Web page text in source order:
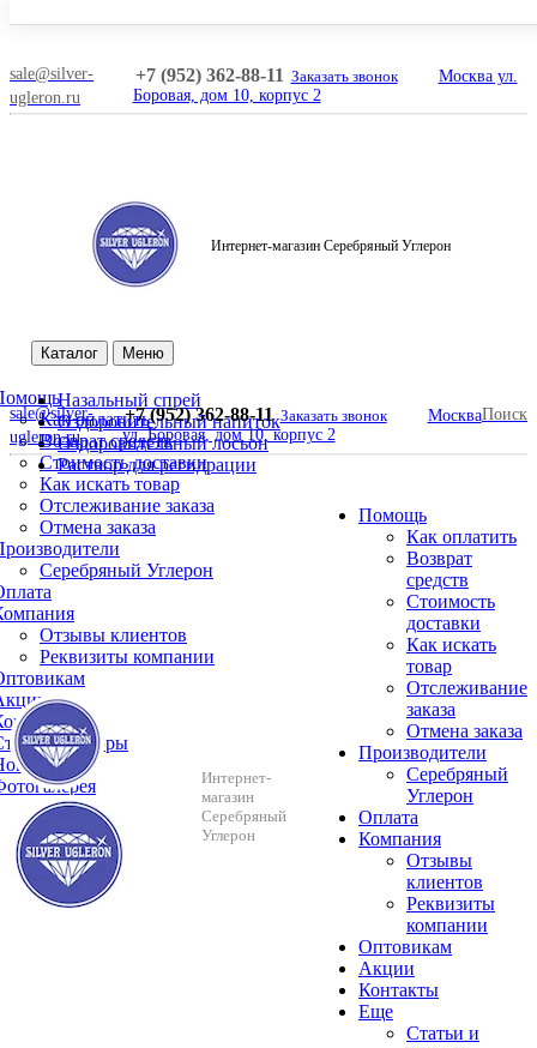
sale@silver-
ugleron.ru
+7 (952) 362-88-11 Заказать звонок
Москва ул.
Боровая, дом 10, корпус 2
Интернет-магазин Серебряный Углерон
Каталог Меню
Как оплатить
Возврат средств
Стоимость доставки
Как искать товар
Отслеживание заказа
Отмена заказа
Серебряный Углерон
Отзывы клиентов
Реквизиты компании
и обзоры
Назальный спрей
Оздоровительный напиток
Оздоровительный лосьон
Раствор для регидрации
sale@silver-
ugleron.ru
+7 (952) 362-88-11 Заказать звонок
Москва
ул. Боровая, дом 10, корпус 2
Поиск
Интернет-
магазин
Серебряный
Углерон
Помощь
Как оплатить
Возврат
средств
Стоимость
доставки
Как искать
товар
Отслеживание
заказа
Отмена заказа
Производители
Серебряный
Углерон
Оплата
Компания
Отзывы
клиентов
Реквизиты
компании
Оптовикам
Акции
Контакты
Еще
Cтатьи и